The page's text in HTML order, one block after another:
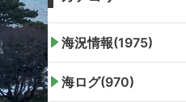
海況情報(1975)
海ログ(970)